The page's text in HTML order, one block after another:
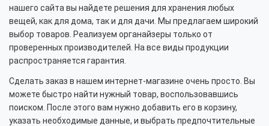
нашего сайта вы найдете решения для хранения любых
вещей, как для дома, так и для дачи. Мы предлагаем широкий
выбор товаров. Реализуем органайзеры только от
проверенных производителей. На все виды продукции
распространяется гарантия.
Сделать заказ в нашем интернет-магазине очень просто. Вы
можете быстро найти нужный товар, воспользовавшись
поиском. После этого вам нужно добавить его в корзину,
указать необходимые данные, и выбрать предпочтительные